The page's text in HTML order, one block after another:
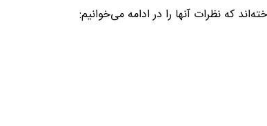
که نظرات آنها را در ادامه می‌خوانیم: